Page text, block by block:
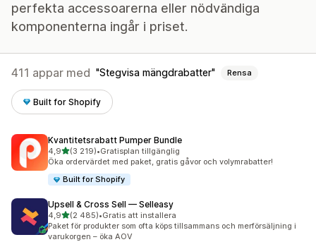
perfekta accessoarerna eller nödvändiga
komponenterna ingår i priset.
411 appar med Stegvisa mängdrabatter Rensa
Built for Shopify
Kvantitetsrabatt Pumper Bundle
4,9av 5 stjärnor
(3 219)
3219 recensioner totalt
•Gratisplan tillgänglig
Öka ordervärdet med paket, gratis gåvor och volymrabatter!
Built for Shopify
Upsell & Cross Sell — Selleasy
4,9av 5 stjärnor
(2 485)
2485 recensioner totalt
•Gratis att installera
Paket för produkter som ofta köps tillsammans och merförsäljning i
varukorgen – öka AOV